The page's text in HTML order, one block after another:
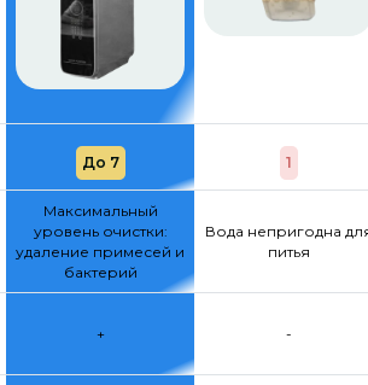
До 7 1
Максимальный
уровень очистки:
удаление примесей и
бактерий
Вода непригодна
питья
+ -